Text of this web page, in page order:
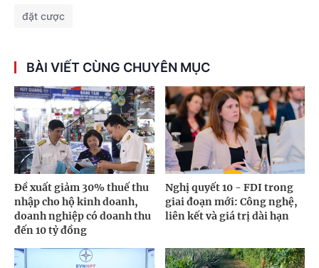
đặt cược
BÀI VIẾT CÙNG CHUYÊN MỤC
Đề xuất giảm 30% thuế thu
nhập cho hộ kinh doanh,
doanh nghiệp có doanh thu
đến 10 tỷ đồng
Nghị quyết 10 - FDI trong
giai đoạn mới: Công nghệ,
liên kết và giá trị dài hạn